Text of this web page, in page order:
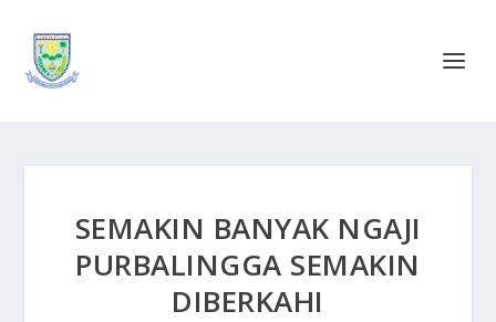
SEMAKIN BANYAK NGAJI
PURBALINGGA SEMAKIN
DIBERKAHI